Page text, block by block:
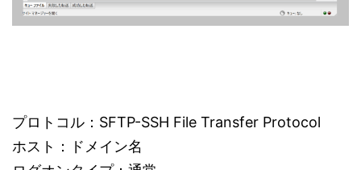
プロトコル：SFTP-SSH File Transfer Protocol
ホスト：ドメイン名